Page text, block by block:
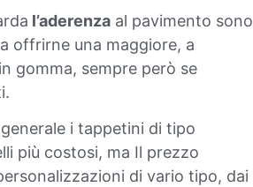
l’aderenza al pavimento sono
offrirne una maggiore, a
gomma, sempre però se
i tappetini di tipo
più costosi, ma Il prezzo
di vario tipo, dai